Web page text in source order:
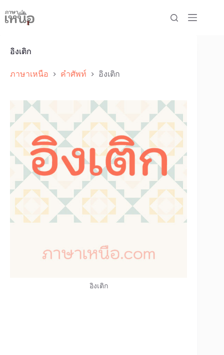
to
content
อิงเติก
ภาษาเหนือ คำศัพท์ อิงเติก
อิงเติก